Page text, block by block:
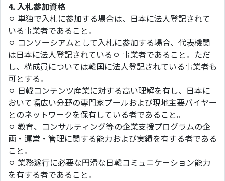
4. 入札参加資格
ㅇ 単独で入札に参加する場合は、日本に法人登記されて
いる事業者であること。
ㅇ コンソーシアムとして入札に参加する場合、代表機関
は日本に法人登記されているㅇ 事業者であること。ただ
し、構成員については韓国に法人登記されている事業者も
可とする。
ㅇ 日韓コンテンツ産業に対する高い理解を有し、日本に
おいて幅広い分野の専門家プールおよび現地主要バイヤー
とのネットワークを保有している者であること。
ㅇ 教育、コンサルティング等の企業支援プログラムの企
画・運営・管理に関する能力および実績を有する者である
こと。
ㅇ 業務遂行に必要な円滑な日韓コミュニケーション能力
を有する者であること。